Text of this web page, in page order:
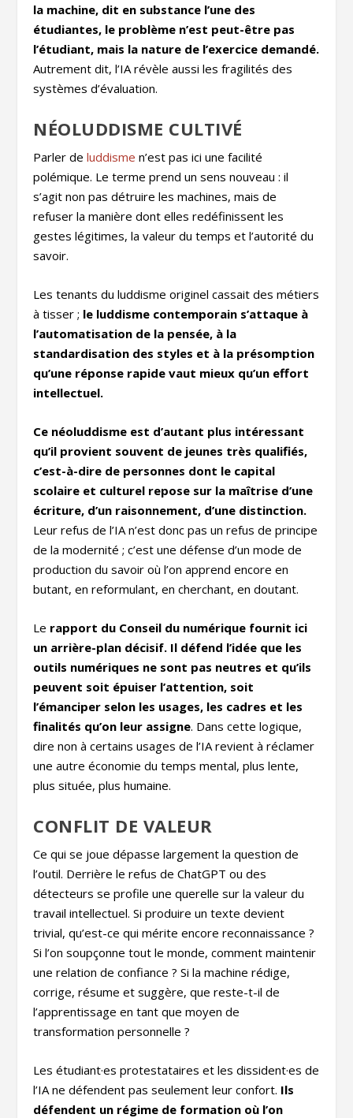
la machine, dit en substance l’une des
étudiantes, le problème n’est peut-être pas
l’étudiant, mais la nature de l’exercice demandé.
Autrement dit, l’IA révèle aussi les fragilités des
systèmes d’évaluation.
NÉOLUDDISME CULTIVÉ
Parler deluddisme n’est pas ici une facilité
polémique. Le terme prend un sens nouveau : il
s’agit non pas détruire les machines, mais de
refuser la manière dont elles redéfinissent les
gestes légitimes, la valeur du temps et l’autorité du
savoir.
Les tenants du luddisme originel cassait des métiers
à tisser ; le luddisme contemporain s’attaque à
l’automatisation de la pensée, à la
standardisation des styles et à la présomption
qu’une réponse rapide vaut mieux qu’un effort
intellectuel.
Ce néoluddisme est d’autant plus intéressant
qu’il provient souvent de jeunes très qualifiés,
c’est-à-dire de personnes dont le capital
scolaire et culturel repose sur la maîtrise d’une
écriture, d’un raisonnement, d’une distinction.
Leur refus de l’IA n’est donc pas un refus de principe
de la modernité ; c’est une défense d’un mode de
production du savoir où l’on apprend encore en
butant, en reformulant, en cherchant, en doutant.
Le rapport du Conseil du numérique fournit ici
un arrière-plan décisif. Il défend l’idée que les
outils numériques ne sont pas neutres et qu’ils
peuvent soit épuiser l’attention, soit
l’émanciper selon les usages, les cadres et les
finalités qu’on leur assigne. Dans cette logique,
dire non à certains usages de l’IA revient à réclamer
une autre économie du temps mental, plus lente,
plus située, plus humaine.
CONFLIT DE VALEUR
Ce qui se joue dépasse largement la question de
l’outil. Derrière le refus de ChatGPT ou des
détecteurs se profile une querelle sur la valeur du
travail intellectuel. Si produire un texte devient
trivial, qu’est-ce qui mérite encore reconnaissance ?
Si l’on soupçonne tout le monde, comment maintenir
une relation de confiance ? Si la machine rédige,
corrige, résume et suggère, que reste-t-il de
l’apprentissage en tant que moyen de
transformation personnelle ?
Les étudiant·es protestataires et les dissident·es de
l’IA ne défendent pas seulement leur confort. Ils
défendent un régime de formation où l’on